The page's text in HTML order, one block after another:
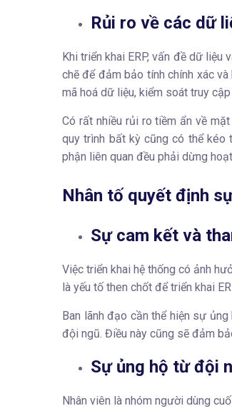
Rủi ro về các dữ
Khi triển khai ERP, vấn đề dữ liệu
chẽ để đảm bảo tính chính xác
mã hoá dữ liệu, kiểm soát truy
Có rất nhiều rủi ro tiềm ẩn về
quy trình bất kỳ cũng có thể kéo
phận liên quan đều phải dừng
Nhân tố quyết định
Sự cam kết và
Việc triển khai hệ thống có ảnh
là yếu tố then chốt để triển khai
Ban lãnh đạo cần thể hiện sự
đội ngũ. Điều này cũng sẽ đảm
Sự ủng hộ từ đội
Nhân viên là nhóm người dùng